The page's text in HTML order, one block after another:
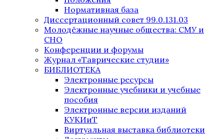
Нормативная база
Диссертационный совет 99.0.131.03
Молодёжные научные общества: СМУ и
СНО
Конференции и форумы
Журнал «Таврические студии»
БИБЛИОТЕКА
Электронные ресурсы
Электронные учебники и учебные
пособия
Электронные версии изданий
КУКИиТ
Виртуальная выставка библиотеки